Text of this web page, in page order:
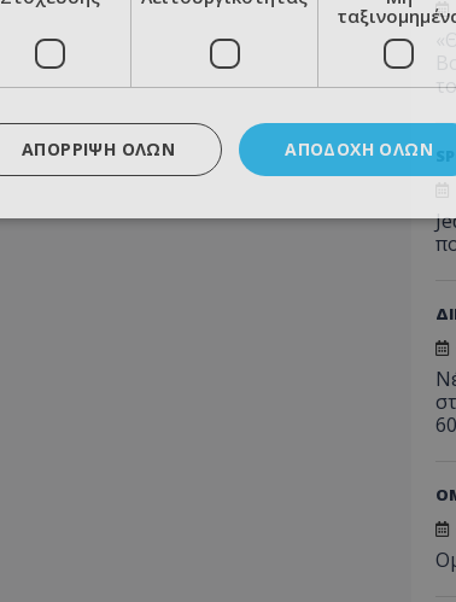
ΑΠΟΔΟΧΉ ΌΛΩΝ
ΑΠΌΡΡΙΨΗ ΌΛΩΝ